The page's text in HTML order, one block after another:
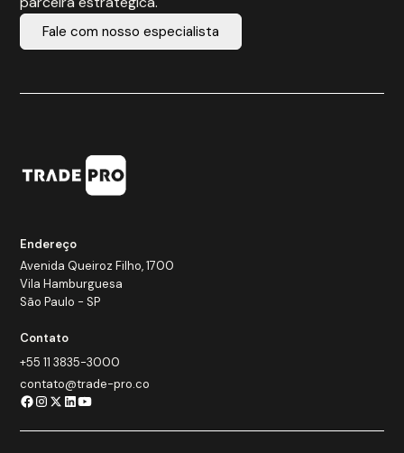
Fale com nosso especialista
Endereço
Avenida Queiroz Filho, 1700
Vila Hamburguesa
São Paulo - SP
Contato
+55 11 3835-3000
contato@trade-pro.co